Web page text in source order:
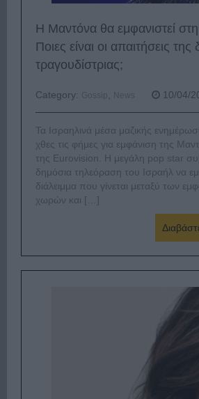
Η Μαντόνα θα εμφανιστεί
Ποιες είναι οι απαιτήσεις
τραγουδίστριας;
Category: Gossip News 10/04/
Τα Ισραηλινά μέσα μαζικής
χθες τις φήμες για εμφάνιση της
της Eurovision. Η μεγάλη pop star
δημόσια τηλεόραση του Ισραήλ να
διάλειμμα που γίνεται μεταξύ των
χωρών και […]